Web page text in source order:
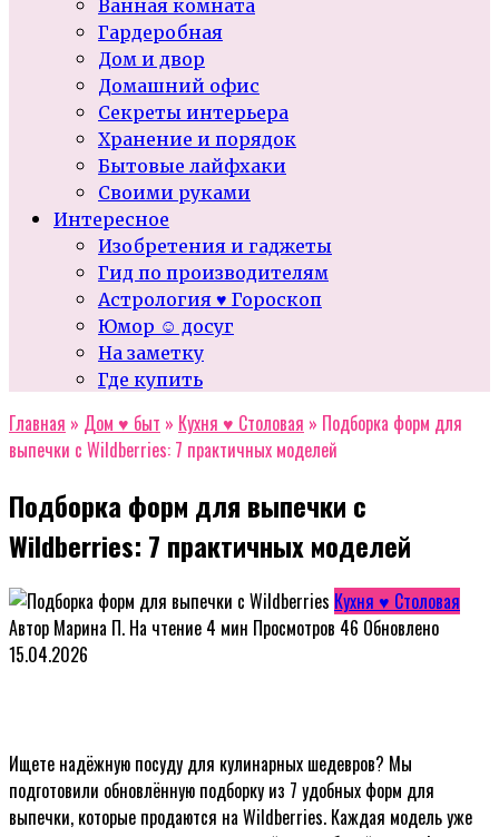
Ванная комната
Гардеробная
Дом и двор
Домашний офис
Секреты интерьера
Хранение и порядок
Бытовые лайфхаки
Своими руками
Интересное
Изобретения и гаджеты
Гид по производителям
Астрология ♥ Гороскоп
Юмор ☺ досуг
На заметку
Где купить
Главная » Дом ♥ быт » Кухня ♥ Столовая » Подборка форм для
выпечки с Wildberries: 7 практичных моделей
Подборка форм для выпечки с
Wildberries: 7 практичных моделей
Кухня ♥ Столовая
Автор Марина П. На чтение 4 мин Просмотров 46 Обновлено
15.04.2026
Ищете надёжную посуду для кулинарных шедевров? Мы
подготовили обновлённую подборку из 7 удобных форм для
выпечки, которые продаются на Wildberries. Каждая модель уже